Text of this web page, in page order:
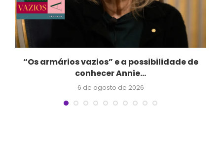
“Os armários vazios” e a possibilidade de
conhecer Annie...
6 de agosto de 2026